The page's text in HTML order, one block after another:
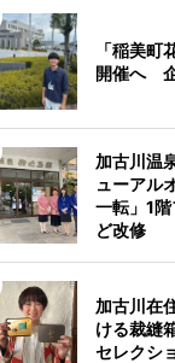
「稲美町
開催へ
加古川温
ューアル
一転」1
ど改修
加古川在
ける裁縫
セレクシ